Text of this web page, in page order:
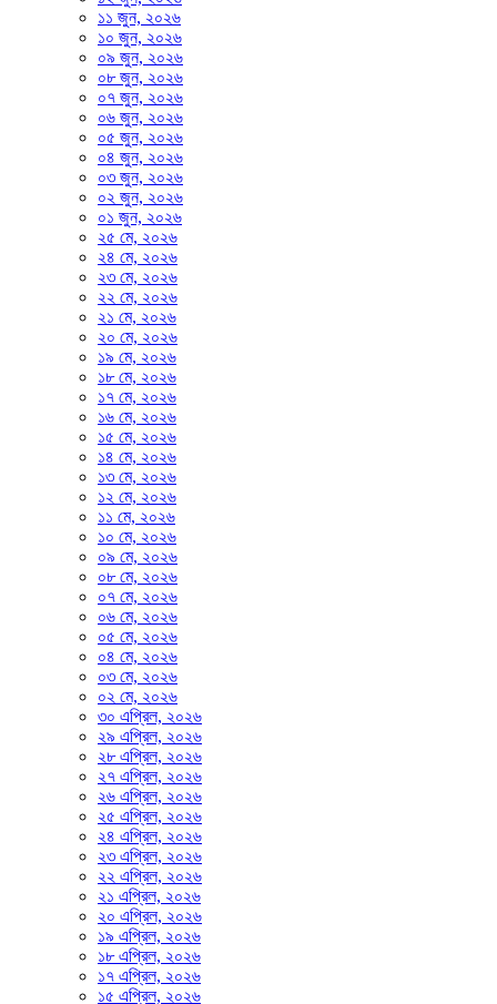
১১ জুন, ২০২৬
১০ জুন, ২০২৬
০৯ জুন, ২০২৬
০৮ জুন, ২০২৬
০৭ জুন, ২০২৬
০৬ জুন, ২০২৬
০৫ জুন, ২০২৬
০৪ জুন, ২০২৬
০৩ জুন, ২০২৬
০২ জুন, ২০২৬
০১ জুন, ২০২৬
২৫ মে, ২০২৬
২৪ মে, ২০২৬
২৩ মে, ২০২৬
২২ মে, ২০২৬
২১ মে, ২০২৬
২০ মে, ২০২৬
১৯ মে, ২০২৬
১৮ মে, ২০২৬
১৭ মে, ২০২৬
১৬ মে, ২০২৬
১৫ মে, ২০২৬
১৪ মে, ২০২৬
১৩ মে, ২০২৬
১২ মে, ২০২৬
১১ মে, ২০২৬
১০ মে, ২০২৬
০৯ মে, ২০২৬
০৮ মে, ২০২৬
০৭ মে, ২০২৬
০৬ মে, ২০২৬
০৫ মে, ২০২৬
০৪ মে, ২০২৬
০৩ মে, ২০২৬
০২ মে, ২০২৬
৩০ এপ্রিল, ২০২৬
২৯ এপ্রিল, ২০২৬
২৮ এপ্রিল, ২০২৬
২৭ এপ্রিল, ২০২৬
২৬ এপ্রিল, ২০২৬
২৫ এপ্রিল, ২০২৬
২৪ এপ্রিল, ২০২৬
২৩ এপ্রিল, ২০২৬
২২ এপ্রিল, ২০২৬
২১ এপ্রিল, ২০২৬
২০ এপ্রিল, ২০২৬
১৯ এপ্রিল, ২০২৬
১৮ এপ্রিল, ২০২৬
১৭ এপ্রিল, ২০২৬
১৫ এপ্রিল, ২০২৬